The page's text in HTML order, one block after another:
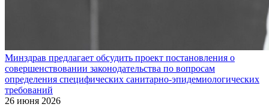
Минздрав предлагает обсудить проект постановления о
совершенствовании законодательства по вопросам
определения специфических санитарно-эпидемиологических
требований
26 июня 2026